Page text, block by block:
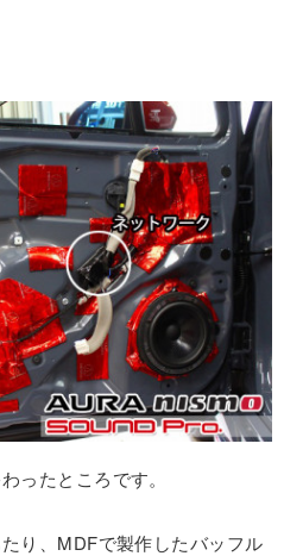
ったところです。
り、MDFで製作したバッフル